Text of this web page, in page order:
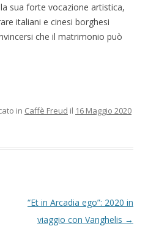
sua forte vocazione artistica,
italiani e cinesi borghesi
che il matrimonio può
in Caffè Freud il 16 Maggio 2020
“Et in Arcadia ego”: 2020 in
viaggio con Vanghelis →